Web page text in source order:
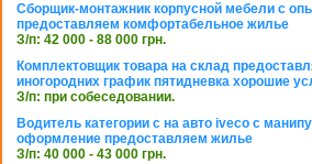
Сборщик-монтажник корпусной мебели с
предоставляем комфортабельное жилье
З/п: 42 000 - 88 000 грн.
Комплектовщик товара на склад
иногородних график пятидневка хорошие
З/п: при собеседовании.
Водитель категории с на авто iveco с
оформление предоставляем жилье
З/п: 40 000 - 43 000 грн.